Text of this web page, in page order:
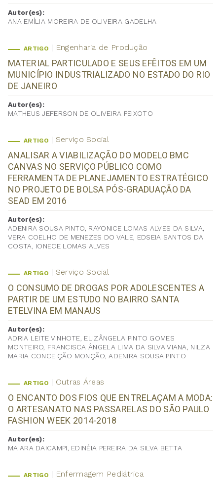
Autor(es):
ANA EMÍLIA MOREIRA DE OLIVEIRA GADELHA
ARTIGO Engenharia de Produção
MATERIAL PARTICULADO E SEUS EFÊITOS EM UM
MUNICÍPIO INDUSTRIALIZADO NO ESTADO DO RIO
DE JANEIRO
Autor(es):
MATHEUS JEFERSON DE OLIVEIRA PEIXOTO
ARTIGO Serviço Social
ANALISAR A VIABILIZAÇÃO DO MODELO BMC
CANVAS NO SERVIÇO PÚBLICO COMO
FERRAMENTA DE PLANEJAMENTO ESTRATÉGICO
NO PROJETO DE BOLSA PÓS-GRADUAÇÃO DA
SEAD EM 2016
Autor(es):
ADENIRA SOUSA PINTO, RAYONICE LOMAS ALVES DA SILVA,
VERA COELHO DE MENEZES DO VALE, EDSEIA SANTOS DA
COSTA, IONECE LOMAS ALVES
ARTIGO Serviço Social
O CONSUMO DE DROGAS POR ADOLESCENTES A
PARTIR DE UM ESTUDO NO BAIRRO SANTA
ETELVINA EM MANAUS
Autor(es):
ADRIA LEITE VINHOTE, ELIZÂNGELA PINTO GOMES
MONTEIRO, FRANCISCA ÂNGELA LIMA DA SILVA VIANA, NILZA
MARIA CONCEIÇÃO MONÇÃO, ADENIRA SOUSA PINTO
ARTIGO Outras Áreas
O ENCANTO DOS FIOS QUE ENTRELAÇAM A MODA:
O ARTESANATO NAS PASSARELAS DO SÃO PAULO
FASHION WEEK 2014-2018
Autor(es):
MAIARA DAICAMPI, EDINÉIA PEREIRA DA SILVA BETTA
ARTIGO Enfermagem Pediátrica